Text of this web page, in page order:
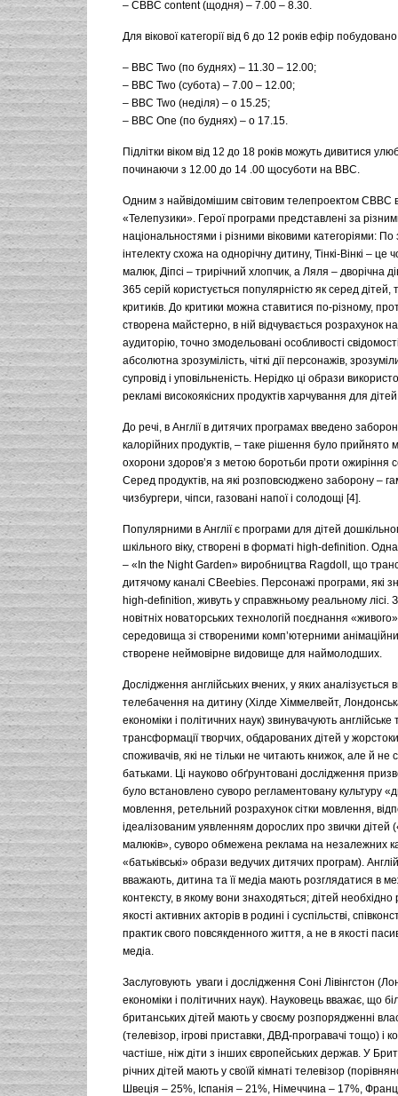
– СВВС content (щодня) – 7.00 – 8.30.
Для вікової категорії від 6 до 12 років ефір
– BBC Two (по буднях) – 11.30 – 12.00;
– BBC Two (субота) – 7.00 – 12.00;
– BBC Two (неділя) – о 15.25;
– BBC One (по буднях) – о 17.15.
Підлітки віком від 12 до 18 років можуть дивитися
починаючи з 12.00 до 14 .00 щосуботи на BBC.
Одним з найвідомішим світовим телепроектом СВВС
«Телепузики». Герої програми представлені за
національностями і різними віковими категоріями: По
інтелекту схожа на однорічну дитину, Тінкі-Вінкі – це
малюк, Діпсі – трирічний хлопчик, а Ляля – дворічна
365 серій користується популярністю як серед дітей,
критиків. До критики можна ставитися по-різному,
створена майстерно, в ній відчувається розрахунок
аудиторію, точно змодельовані особливості
абсолютна зрозумілість, чіткі дії персонажів,
супровід і уповільненість. Нерідко ці образи
рекламі високоякісних продуктів харчування для
До речі, в Англії в дитячих програмах введено
калорійних продуктів, – таке рішення було прийнято
охорони здоров’я з метою боротьби проти ожиріння
Серед продуктів, на які розповсюджено заборону –
чизбургери, чіпси, газовані напої і солодощі [4].
Популярними в Англії є програми для дітей
шкільного віку, створені в форматі high-definition.
– «In the Night Garden» виробництва Ragdoll, що
дитячому каналі CBeebies. Персонажі програми, які
high-definition, живуть у справжньому реальному лісі.
новітніх новаторських технологій поєднання
середовища зі створеними комп’ютерними
створене неймовірне видовище для наймолодших.
Дослідження англійських вчених, у яких аналізується
телебачення на дитину (Хілде Хіммелвейт,
економіки і політичних наук) звинувачують
трансформації творчих, обдарованих дітей у
споживачів, які не тільки не читають книжок, але й не
батьками. Ці науково обґрунтовані дослідження
було встановлено суворо регламентовану культуру
мовлення, ретельний розрахунок сітки мовлення,
ідеалізованим уявленням дорослих про звички дітей
малюків», суворо обмежена реклама на незалежних
«батьківські» образи ведучих дитячих програм).
вважають, дитина та її медіа мають розглядатися в
контексту, в якому вони знаходяться; дітей необхідно
якості активних акторів в родині і суспільстві,
практик свого повсякденного життя, а не в якості
медіа.
Заслуговують уваги і дослідження Соні Лівінгстон
економіки і політичних наук). Науковець вважає, що
британських дітей мають у своєму розпорядженні
(телевізор, ігрові приставки, ДВД-програвачі тощо) і
частіше, ніж діти з інших європейських держав. У
річних дітей мають у своїй кімнаті телевізор
Швеція – 25%, Іспанія – 21%, Німеччина – 17%,